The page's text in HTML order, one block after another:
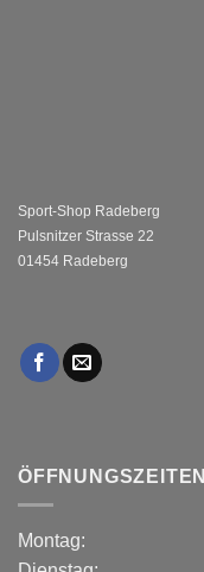
Sport-Shop Radeberg
Pulsnitzer Strasse 22
01454 Radeberg
ÖFFNUNGSZEITEN
Montag: